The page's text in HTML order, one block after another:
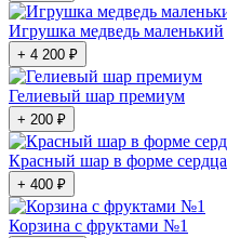
Игрушка медведь маленький
+ 4 200 ₽
Гелиевый шар премиум
+ 200 ₽
Красный шар в форме сердца
+ 400 ₽
Корзина с фруктами №1